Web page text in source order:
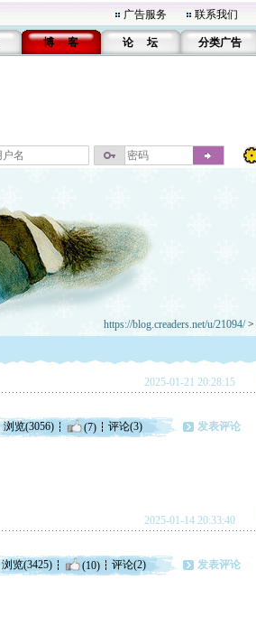
广告服务 联系我们
博 客 论 坛 分类广告
https://blog.creaders.net/u/21094/>
2025-01-21 20:28:15
浏览(3056) (7) 评论(3) 发表评论
2025-01-14 20:33:40
浏览(3425) (10) 评论(2) 发表评论